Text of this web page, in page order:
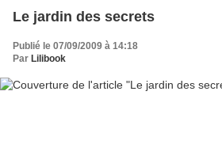
Le jardin des secrets
Publié le 07/09/2009 à 14:18
Par Lilibook